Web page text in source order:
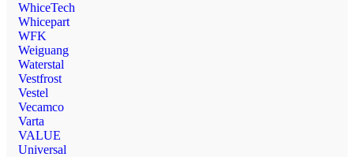
WhiceTech
Whicepart
WFK
Weiguang
Waterstal
Vestfrost
Vestel
Vecamco
Varta
VALUE
Universal